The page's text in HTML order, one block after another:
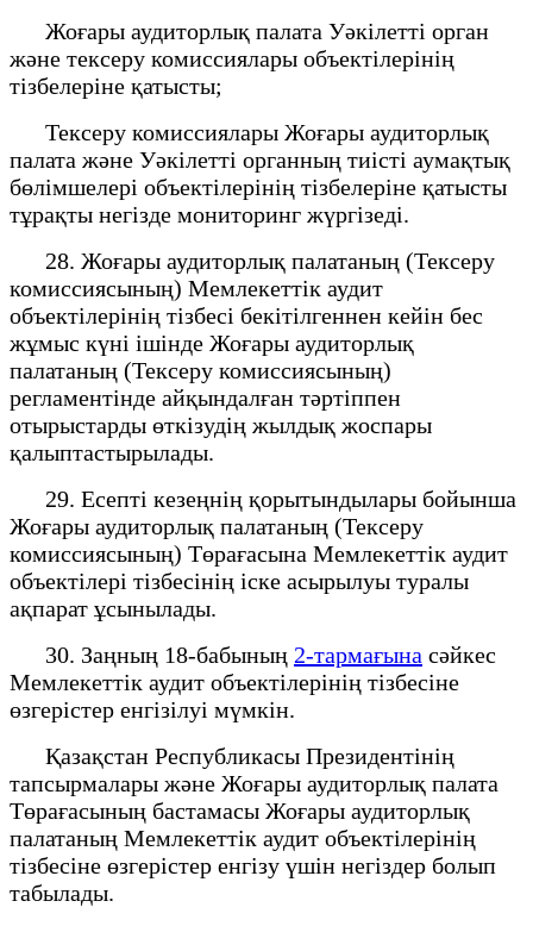
Жоғары аудиторлық палата Уәкілетті орган
және тексеру комиссиялары объектілерінің
тізбелеріне қатысты;
Тексеру комиссиялары Жоғары аудиторлық
палата және Уәкілетті органның тиісті аумақтық
бөлімшелері объектілерінің тізбелеріне қатысты
тұрақты негізде мониторинг жүргізеді.
28. Жоғары аудиторлық палатаның (Тексеру
комиссиясының) Мемлекеттік аудит
объектілерінің тізбесі бекітілгеннен кейін бес
жұмыс күні ішінде Жоғары аудиторлық
палатаның (Тексеру комиссиясының)
регламентінде айқындалған тәртіппен
отырыстарды өткізудің жылдық жоспары
қалыптастырылады.
29. Есепті кезеңнің қорытындылары бойынша
Жоғары аудиторлық палатаның (Тексеру
комиссиясының) Төрағасына Мемлекеттік аудит
объектілері тізбесінің іске асырылуы туралы
ақпарат ұсынылады.
30. Заңның 18-бабының 2-тармағына сәйкес
Мемлекеттік аудит объектілерінің тізбесіне
өзгерістер енгізілуі мүмкін.
Қазақстан Республикасы Президентінің
тапсырмалары және Жоғары аудиторлық палата
Төрағасының бастамасы Жоғары аудиторлық
палатаның Мемлекеттік аудит объектілерінің
тізбесіне өзгерістер енгізу үшін негіздер болып
табылады.